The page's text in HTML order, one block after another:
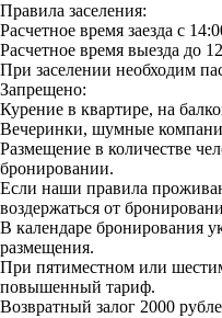
Правила заселения:
Расчетное время заезда с
Расчетное время выезда до
При заселении необходим
Запрещено:
Курение в квартире, на
Вечеринки, шумные
Размещение в количестве
бронировании.
Если наши правила
воздержаться от
В календаре бронирования
размещения.
При пятиместном или
повышенный тариф.
Возвратный залог 2000